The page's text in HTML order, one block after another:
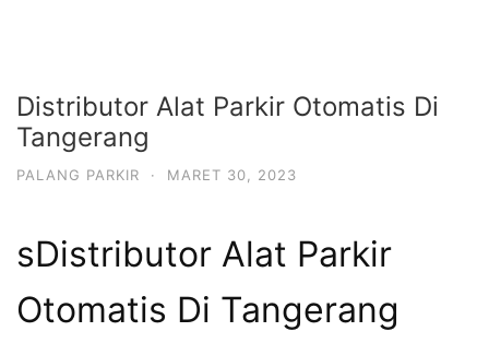
Distributor Alat Parkir Otomatis Di
Tangerang
PALANG PARKIR · MARET 30, 2023
sDistributor Alat Parkir
Otomatis Di Tangerang